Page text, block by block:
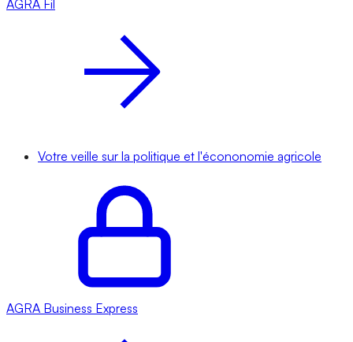
AGRA Fil
Votre veille sur la politique et l'écononomie agricole
AGRA Business Express